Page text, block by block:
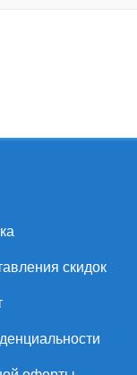
скидок